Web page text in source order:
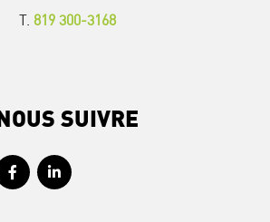
T. 819 300-3168
NOUS SUIVRE